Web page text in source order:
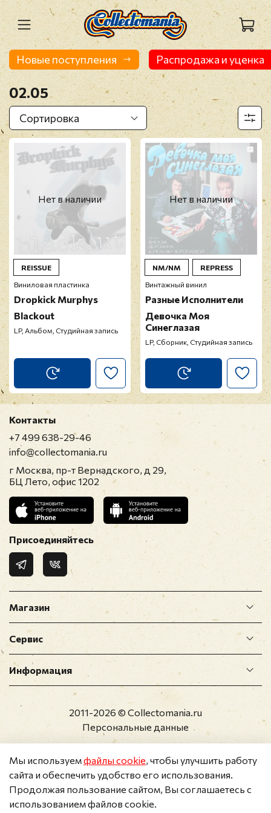
Новые поступления Распродажа и уценка
02.05
Нет в наличии
REISSUE
Виниловая пластинка
Dropkick Murphys
Blackout
LP, Альбом, Студийная запись
Нет в наличии
NM/NM
REPRESS
Винтажный винил
Разные Исполнители
Девочка Моя
Синеглазая
LP, Сборник, Студийная запись
Магазин
Сервис
Информация
Контакты
+7 499 638-29-46
info@collectomania.ru
г Москва, пр-т Вернадского, д 29,
БЦ Лето, офис 1202
Присоединяйтесь
2011-2026 © Collectomania.ru
Персональные данные
Мы используемфайлы cookie, чтобы улучшить работу
сайта и обеспечить удобство его использования.
Продолжая пользование сайтом, Вы соглашаетесь с
использованием файлов cookie.